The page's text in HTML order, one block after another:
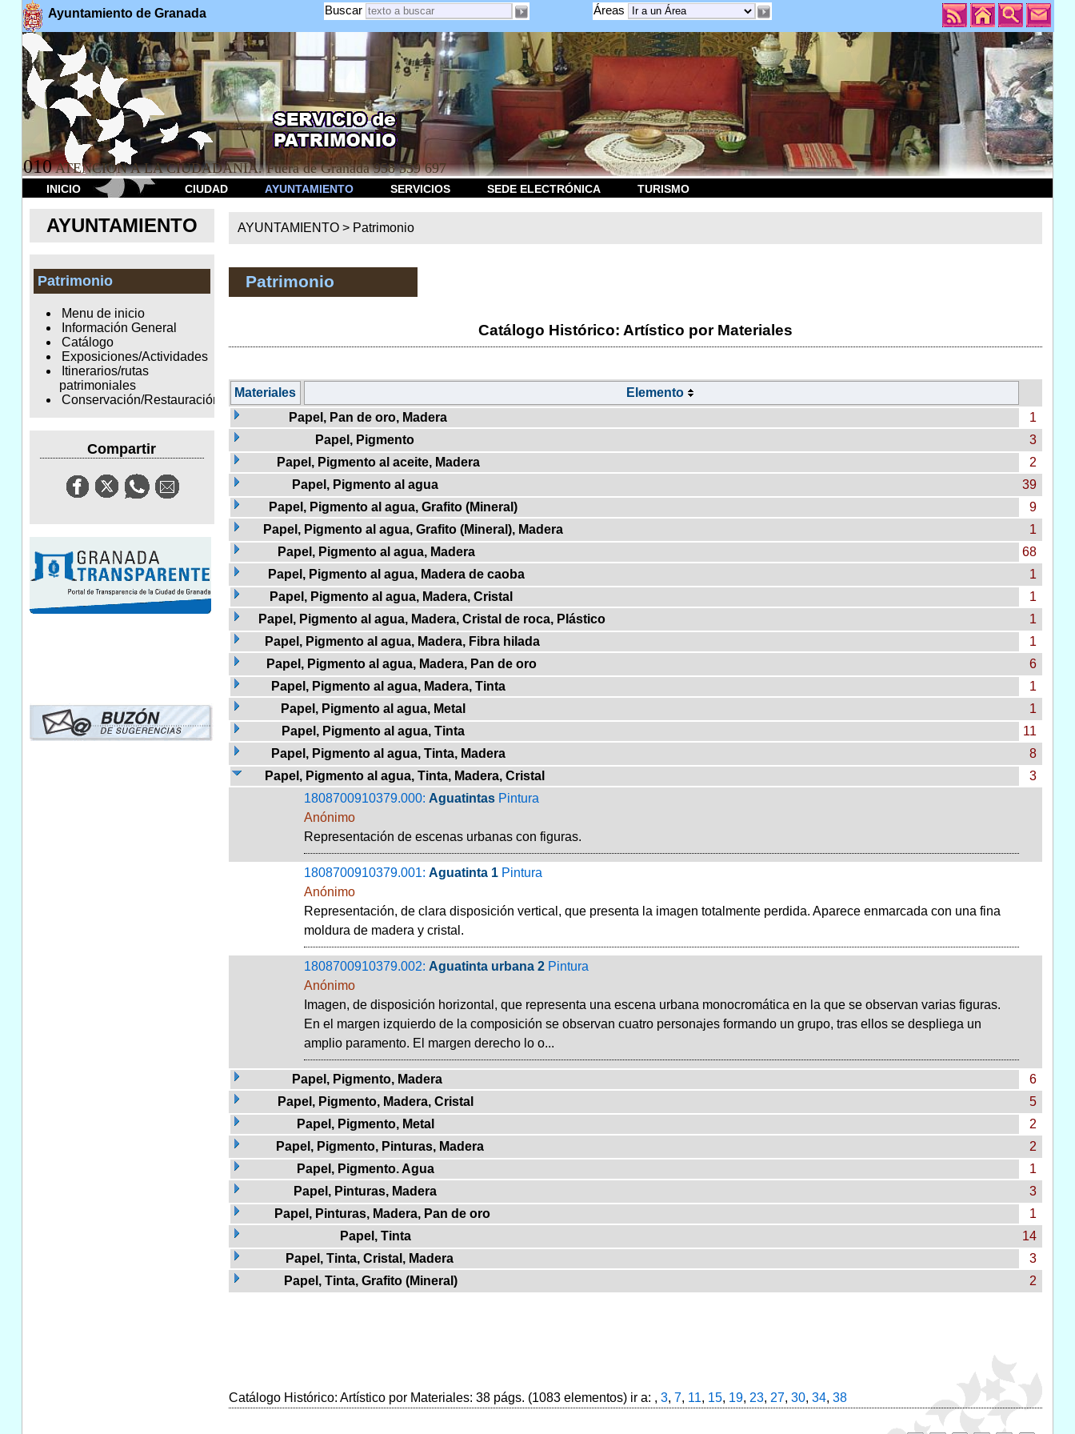
Ayuntamiento de Granada Áreas
Buscar
010 ATENCION A LA CIUDADANÍA. Fuera de Granada 958 539 697
INICIO CIUDAD AYUNTAMIENTO SERVICIOS SEDE ELECTRÓNICA TURISMO
AYUNTAMIENTO
Patrimonio
Menu de inicio
Información General
Catálogo
Exposiciones/Actividades
Itinerarios/rutas
patrimoniales
Conservación/Restauración
Compartir
AYUNTAMIENTO > Patrimonio
Patrimonio
Catálogo Histórico: Artístico por Materiales
Materiales
Elemento
Papel, Pan de oro, Madera
1
Papel, Pigmento
3
Papel, Pigmento al aceite, Madera
2
Papel, Pigmento al agua
39
Papel, Pigmento al agua, Grafito (Mineral)
9
Papel, Pigmento al agua, Grafito (Mineral), Madera
1
Papel, Pigmento al agua, Madera
68
Papel, Pigmento al agua, Madera de caoba
1
Papel, Pigmento al agua, Madera, Cristal
1
Papel, Pigmento al agua, Madera, Cristal de roca, Plástico
1
Papel, Pigmento al agua, Madera, Fibra hilada
1
Papel, Pigmento al agua, Madera, Pan de oro
6
Papel, Pigmento al agua, Madera, Tinta
1
Papel, Pigmento al agua, Metal
1
Papel, Pigmento al agua, Tinta
11
Papel, Pigmento al agua, Tinta, Madera
8
Papel, Pigmento al agua, Tinta, Madera, Cristal
3
1808700910379.000: Aguatintas Pintura
Anónimo
Representación de escenas urbanas con figuras.
1808700910379.001: Aguatinta 1 Pintura
Anónimo
Representación, de clara disposición vertical, que presenta la imagen totalmente perdida. Aparece enmarcada con una fina
moldura de madera y cristal.
1808700910379.002: Aguatinta urbana 2 Pintura
Anónimo
Imagen, de disposición horizontal, que representa una escena urbana monocromática en la que se observan varias figuras.
En el margen izquierdo de la composición se observan cuatro personajes formando un grupo, tras ellos se despliega un
amplio paramento. El margen derecho lo o...
Papel, Pigmento, Madera
6
Papel, Pigmento, Madera, Cristal
5
Papel, Pigmento, Metal
2
Papel, Pigmento, Pinturas, Madera
2
Papel, Pigmento. Agua
1
Papel, Pinturas, Madera
3
Papel, Pinturas, Madera, Pan de oro
1
Papel, Tinta
14
Papel, Tinta, Cristal, Madera
3
Papel, Tinta, Grafito (Mineral)
2
Catálogo Histórico: Artístico por Materiales: 38 págs. (1083 elementos) ir a: , 3, 7, 11, 15, 19, 23, 27, 30, 34, 38